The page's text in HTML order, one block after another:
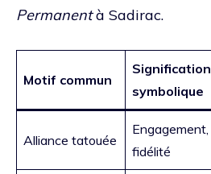
Permanentà Sadirac.
Motif commun
Signification
symbolique
Alliance tatouée
Engagement,
fidélité